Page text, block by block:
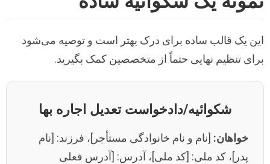
این یک قالب ساده برای درک بهتر است و توصیه می‌شود
برای تنظیم نهایی حتماً از متخصصین کمک بگیرید.
شکوائیه/دادخواست تعدیل اجاره بها
خواهان: [نام و نام خانوادگی مستأجر]، فرزند: [نام
پدر]، کد ملی: [کد ملی]، آدرس: [آدرس فعلی